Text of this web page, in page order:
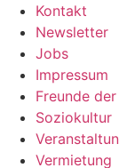
Kontakt
Newsletter
Jobs
Impressum
Freunde
Soziokultur
Vermietung